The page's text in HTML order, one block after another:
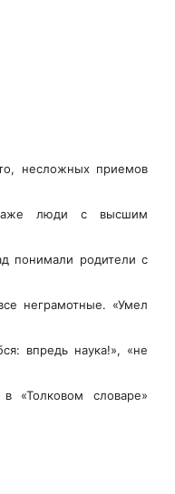
несложных приемов
даже люди с высшим
понимали родители с
неграмотные. «Умел
впредь наука!», «не
«Толковом словаре»